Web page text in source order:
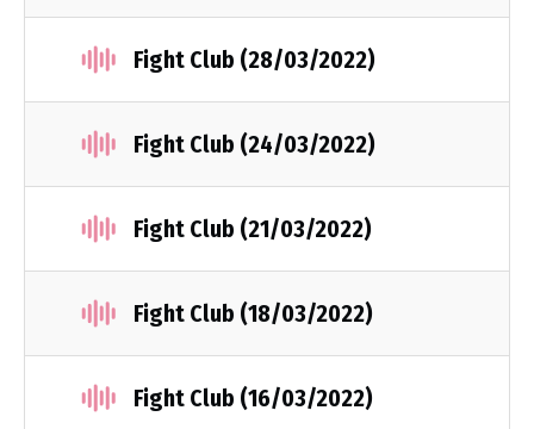
Fight Club (28/03/2022)
Fight Club (24/03/2022)
Fight Club (21/03/2022)
Fight Club (18/03/2022)
Fight Club (16/03/2022)